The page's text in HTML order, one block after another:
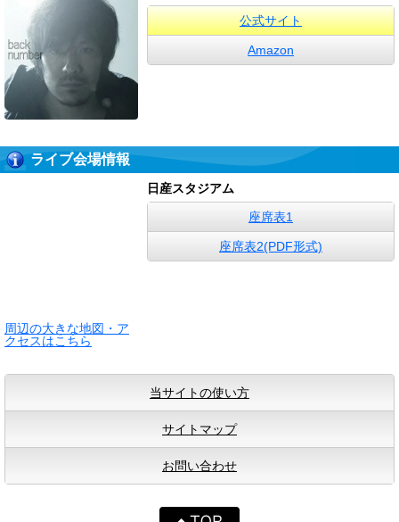
公式サイト
Amazon
ライブ会場情報
周辺の大きな地図・ア
クセスはこちら
日産スタジアム
座席表1
座席表2(PDF形式)
当サイトの使い方
サイトマップ
お問い合わせ